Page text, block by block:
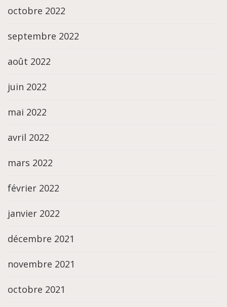
octobre 2022
septembre 2022
août 2022
juin 2022
mai 2022
avril 2022
mars 2022
février 2022
janvier 2022
décembre 2021
novembre 2021
octobre 2021